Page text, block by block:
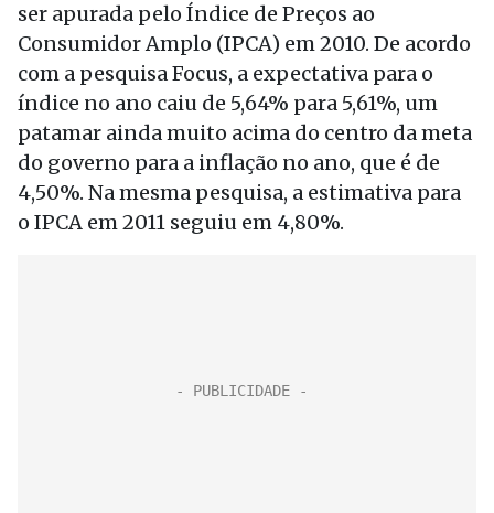
ser apurada pelo Índice de Preços ao
Consumidor Amplo (IPCA) em 2010. De acordo
com a pesquisa Focus, a expectativa para o
índice no ano caiu de 5,64% para 5,61%, um
patamar ainda muito acima do centro da meta
do governo para a inflação no ano, que é de
4,50%. Na mesma pesquisa, a estimativa para
o IPCA em 2011 seguiu em 4,80%.